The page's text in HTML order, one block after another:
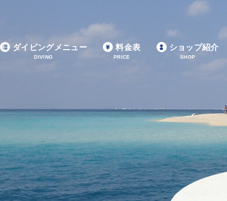
ダイビングメニュー
DIVING
料金表
PRICE
ショップ紹介
SHOP